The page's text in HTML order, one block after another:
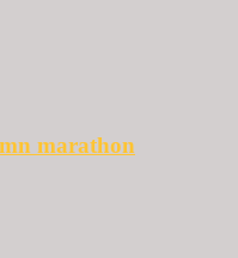
marathon